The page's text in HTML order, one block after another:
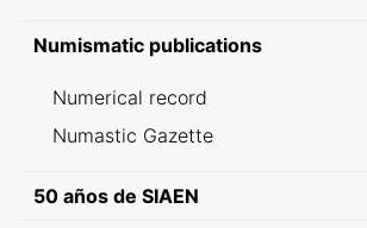
Numismatic publications
Numerical record
Numastic Gazette
50 años de SIAEN